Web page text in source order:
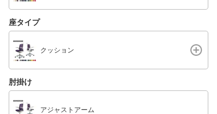
座タイプ
クッション
肘掛け
アジャストアーム